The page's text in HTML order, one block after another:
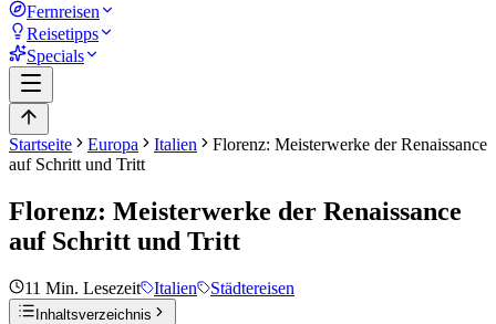
Fernreisen
Reisetipps
Specials
Startseite Europa Italien
Florenz: Meisterwerke der Renaissance
auf Schritt und Tritt
Florenz: Meisterwerke der Renaissance
auf Schritt und Tritt
11 Min. Lesezeit Italien Städtereisen
Inhaltsverzeichnis